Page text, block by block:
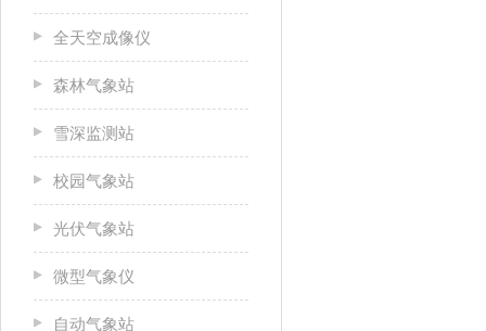
全天空成像仪
森林气象站
雪深监测站
校园气象站
光伏气象站
微型气象仪
自动气象站